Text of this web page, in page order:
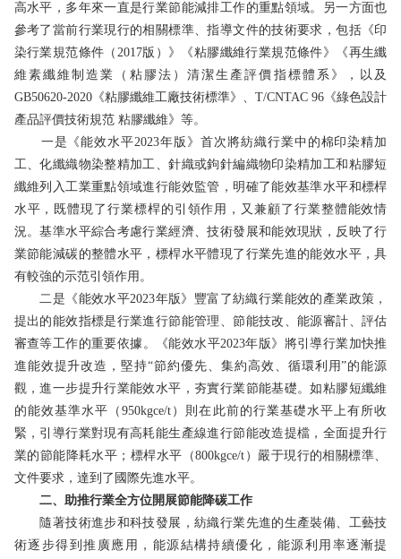
高水平，多年來一直是行業節能減排工作的重點領域。另一方面也
參考了當前行業現行的相關標準、指導文件的技術要求，包括《印
染行業規范條件（2017版）》《粘膠纖維行業規范條件》《再生纖
維素纖維制造業（粘膠法）清潔生產評價指標體系》，以及
GB50620-2020《粘膠纖維工廠技術標準》、T/CNTAC 96《綠色設計
產品評價技術規范 粘膠纖維》等。
一是《能效水平2023年版》首次將紡織行業中的棉印染精加
工、化纖織物染整精加工、針織或鉤針編織物印染精加工和粘膠短
纖維列入工業重點領域進行能效監管，明確了能效基準水平和標桿
水平，既體現了行業標桿的引領作用，又兼顧了行業整體能效情
況。基準水平綜合考慮行業經濟、技術發展和能效現狀，反映了行
業節能減碳的整體水平，標桿水平體現了行業先進的能效水平，具
有較強的示范引領作用。
二是《能效水平2023年版》豐富了紡織行業能效的產業政策，
提出的能效指標是行業進行節能管理、節能技改、能源審計、評估
審查等工作的重要依據。《能效水平2023年版》將引導行業加快推
進能效提升改造，堅持“節約優先、集約高效、循環利用”的能源
觀，進一步提升行業能效水平，夯實行業節能基礎。如粘膠短纖維
的能效基準水平（950kgce/t）則在此前的行業基礎水平上有所收
緊，引導行業對現有高耗能生產線進行節能改造提檔，全面提升行
業的節能降耗水平；標桿水平（800kgce/t）嚴于現行的相關標準、
文件要求，達到了國際先進水平。
二、助推行業全方位開展節能降碳工作
隨著技術進步和科技發展，紡織行業先進的生產裝備、工藝技
術逐步得到推廣應用，能源結構持續優化，能源利用率逐漸提